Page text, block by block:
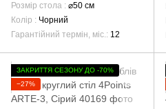
Розмір стола
⌀50 см
Колір
Чорний
Гарантійний термін, міс. 12
ЗАКРИТТЯ СЕЗОНУ ДО -70%
−27%